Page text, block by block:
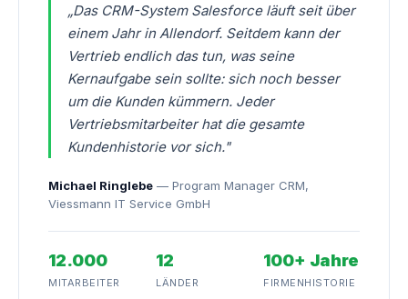
„Das CRM-System Salesforce läuft seit über
einem Jahr in Allendorf. Seitdem kann der
Vertrieb endlich das tun, was seine
Kernaufgabe sein sollte: sich noch besser
um die Kunden kümmern. Jeder
Vertriebsmitarbeiter hat die gesamte
Kundenhistorie vor sich."
Michael Ringlebe — Program Manager CRM,
Viessmann IT Service GmbH
12.000
MITARBEITER
12
LÄNDER
100+ Jahre
FIRMENHISTORIE